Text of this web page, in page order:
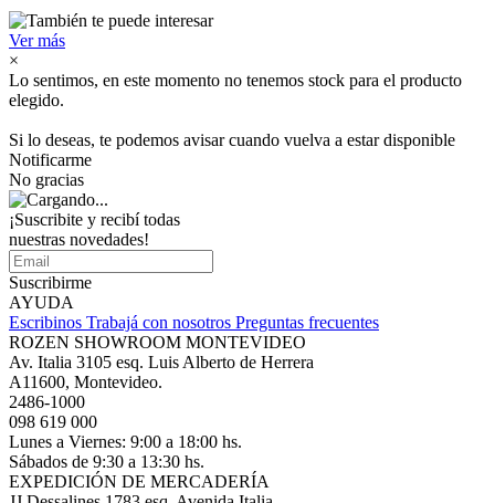
Ver más
×
Lo sentimos, en este momento no tenemos stock para el producto
elegido.
Si lo deseas, te podemos avisar cuando vuelva a estar disponible
Notificarme
No gracias
¡Suscribite y recibí todas
nuestras novedades!
Suscribirme
AYUDA
Escribinos Trabajá con nosotros Preguntas frecuentes
ROZEN SHOWROOM MONTEVIDEO
Av. Italia 3105 esq. Luis Alberto de Herrera
A11600, Montevideo.
2486-1000
098 619 000
Lunes a Viernes: 9:00 a 18:00 hs.
Sábados de 9:30 a 13:30 hs.
EXPEDICIÓN DE MERCADERÍA